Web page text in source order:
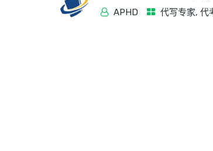
APHD
代写专家, 代